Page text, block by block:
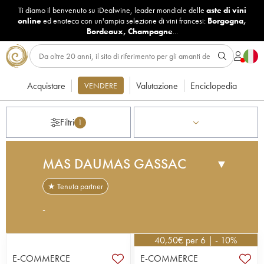
Ti diamo il benvenuto su iDealwine, leader mondiale delle aste di vini
onlineed enoteca con un'ampia selezione di vini francesi: Borgogna,
Bordeaux, Champagne...
Acquistare VENDERE Valutazione Enciclopedia
Filtri 1
MAS DAUMAS GASSAC ▼
★ Tenuta partner
-
titolare della cattedra di geografia presso
l’Académie di Bordeaux, individuò un terroir di
E-COMMERCE
40,50€ per 6 | - 10%
E-COMMERCE